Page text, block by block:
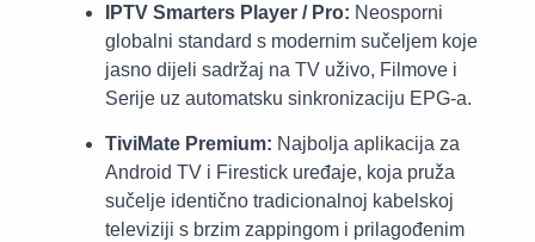
IPTV Smarters Player / Pro: Neosporni
globalni standard s modernim sučeljem koje
jasno dijeli sadržaj na TV uživo, Filmove i
Serije uz automatsku sinkronizaciju EPG-a.
TiviMate Premium: Najbolja aplikacija za
Android TV i Firestick uređaje, koja pruža
sučelje identično tradicionalnoj kabelskoj
televiziji s brzim zappingom i prilagođenim